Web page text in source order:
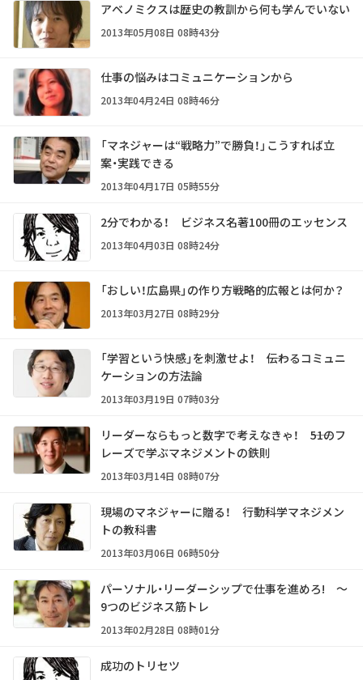
アベノミクスは歴史の教訓から何も学んでいない
2013年05月08日 08時43分
仕事の悩みはコミュニケーションから
2013年04月24日 08時46分
「マネジャーは“戦略力”で勝負！」こうすれば立
案・実践できる
2013年04月17日 05時55分
2分でわかる！ ビジネス名著100冊のエッセンス
2013年04月03日 08時24分
「おしい！広島県」の作り方――戦略的広報とは何か？
2013年03月27日 08時29分
「学習という快感」を刺激せよ！ ――伝わるコミュニ
ケーションの方法論
2013年03月19日 07時03分
リーダーならもっと数字で考えなきゃ！ ――51のフ
レーズで学ぶマネジメントの鉄則
2013年03月14日 08時07分
現場のマネジャーに贈る！ 行動科学マネジメン
トの教科書
2013年03月06日 06時50分
パーソナル・リーダーシップで仕事を進めろ! ～
9つのビジネス筋トレ
2013年02月28日 08時01分
成功のトリセツ